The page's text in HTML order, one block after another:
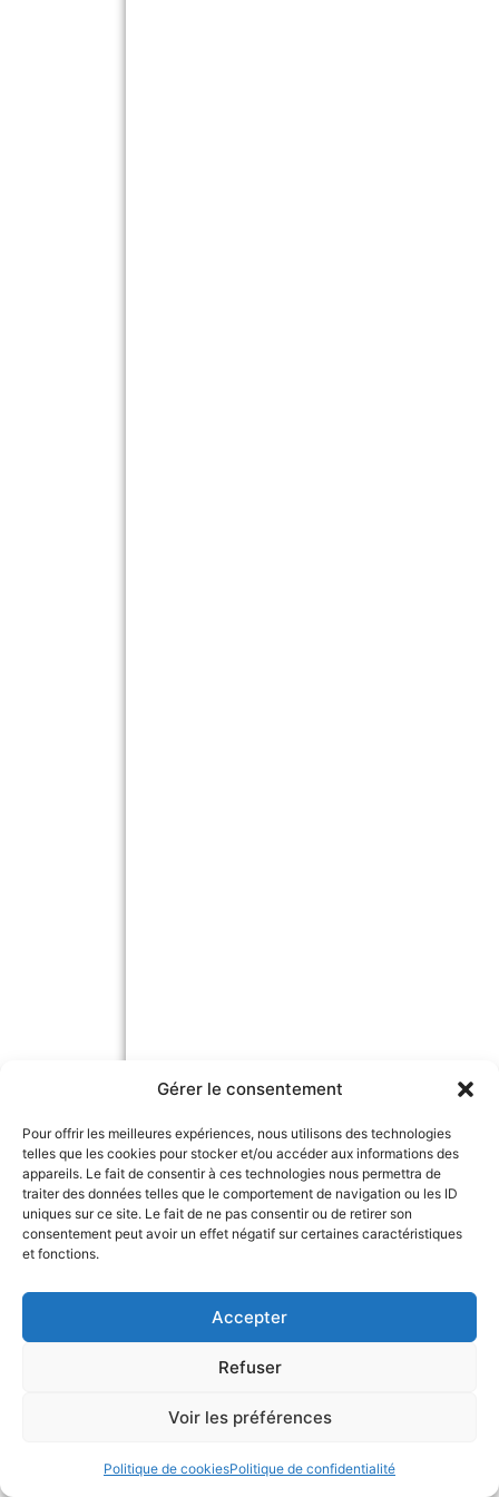
Gérer le consentement
Pour offrir les meilleures expériences, nous utilisons des technologies
telles que les cookies pour stocker et/ou accéder aux informations des
appareils. Le fait de consentir à ces technologies nous permettra de
traiter des données telles que le comportement de navigation ou les ID
uniques sur ce site. Le fait de ne pas consentir ou de retirer son
consentement peut avoir un effet négatif sur certaines caractéristiques
et fonctions.
Accepter
Refuser
Voir les préférences
Politique de cookiesPolitique de confidentialité